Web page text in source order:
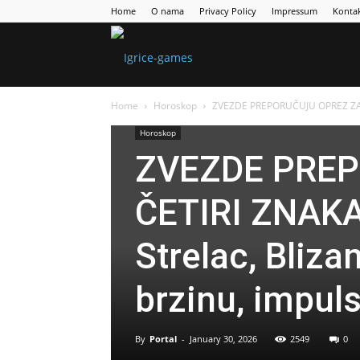
Home O nama Privacy Policy Impressum
Home Horoskop ZVEZDE PREPORUČUJU OPREZ
Horoskop
ZVEZDE
ČETIRI
Strelac,
brzinu,
By Portal - January 30, 2026 2549 0